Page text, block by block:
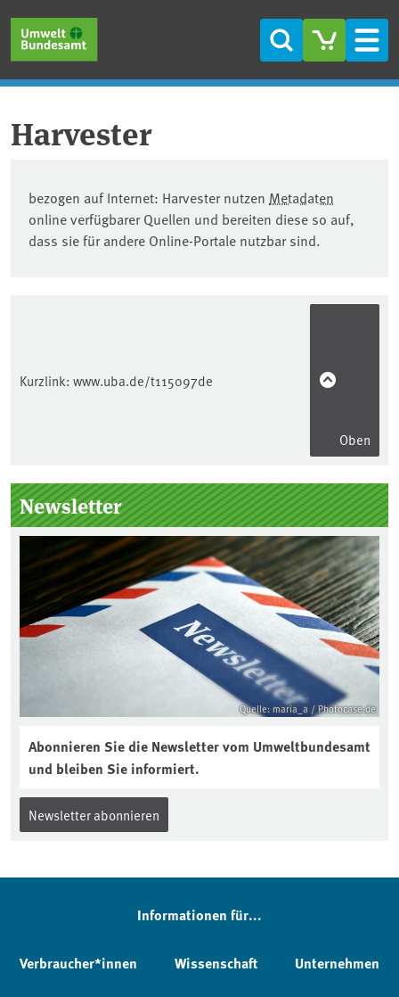
Suche
Harvester
bezogen auf Internet: Harvester nutzen Metadaten
online verfügbarer Quellen und bereiten diese so auf,
dass sie für andere Online-Portale nutzbar sind.
Kurzlink: www.uba.de/t115097de
Oben
Seitenleiste
Newsletter
Quelle: maria_a / Photocase.de
Abonnieren Sie die Newsletter vom Umweltbundesamt
und bleiben Sie informiert.
Newsletter abonnieren
Informationen für...
Verbraucher*innen Wissenschaft Unternehmen